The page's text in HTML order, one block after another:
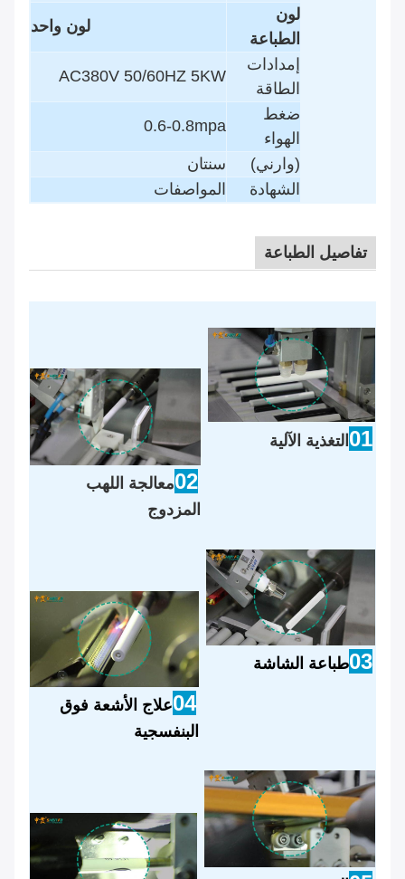
لون
الطباعة
لون واحد
إمدادات
الطاقة
AC380V 50/60HZ 5KW
ضغط
الهواء
0.6-0.8mpa
(وارني)
سنتان
الشهادة
المواصفات
تفاصيل الطباعة
01 التغذية الآلية
02معالجة اللهب
المزدوج
03طباعة الشاشة
04علاج الأشعة فوق
البنفسجية